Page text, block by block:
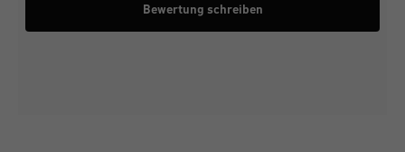
Bewertung schreiben